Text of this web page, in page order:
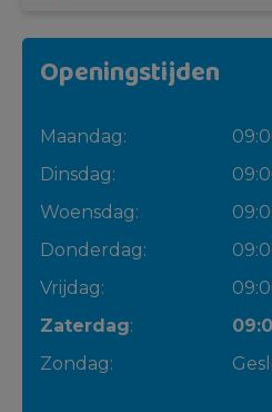
Openingstijden
Maandag:
Dinsdag:
Woensdag:
Donderdag:
Vrijdag:
Zaterdag:
Zondag: